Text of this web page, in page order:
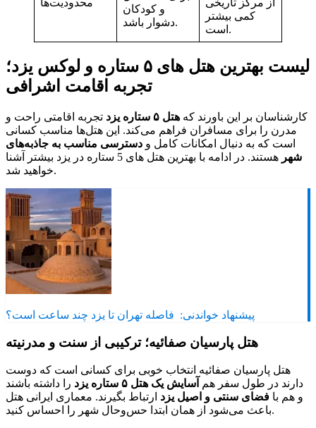
محدودیت‌ها
و کودکان
دشوار باشد.
از مرکز تاریخی
کمی بیشتر
است.
لیست بهترین هتل های ۵ ستاره و لوکس یزد؛
تجربه اقامت اشرافی
کارشناسان بر این باورند که هتل ۵ ستاره یزد
تجربه اقامتی راحت و
مدرن را برای مسافران فراهم می‌کند. این هتل‌ها مناسب کسانی
است که به دنبال امکانات کامل و دسترسی مناسب به جاذبه‌های
شهر
هستند. در ادامه با بهترین هتل های 5 ستاره در یزد بیشتر آشنا
خواهید شد.
پیشنهاد خواندنی: فاصله تهران تا یزد چند ساعت است؟
هتل پارسیان صفائیه؛ ترکیبی از سنت و مدرنیته
هتل پارسیان صفائیه انتخاب خوبی برای کسانی است که دوست
دارند در طول سفر هم آسایش یک هتل ۵ ستاره یزد
را داشته باشند
و هم با فضای سنتی و اصیل یزد ارتباط بگیرند. معماری ایرانی هتل
باعث می‌شود از همان ابتدا حس‌وحال شهر را احساس کنید.